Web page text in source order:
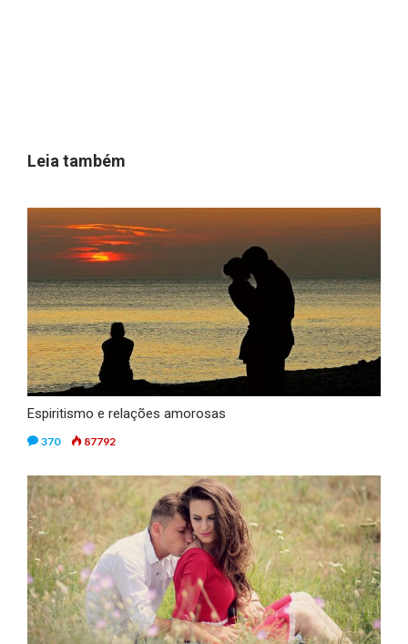
Leia também
Espiritismo e relações amorosas
370 87792